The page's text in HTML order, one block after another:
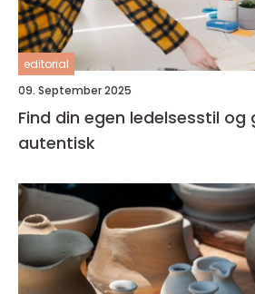
editorial
09. September 2025
Find din egen ledelsesstil og
autentisk